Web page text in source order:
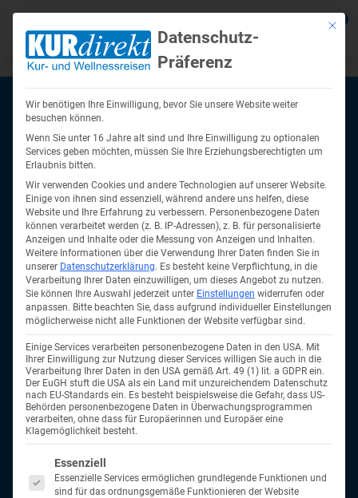
Reiseziele anzeigen
Kur in Deutschland Kur Bad
Kur auf
Bad
Kurreisen
Kur
Bad
Kururlaub polnische Ostsee
anzeigen
Kur in
Kuren in
Kur in
Kur in
Kur in Tschechien
Kur in
Kur in
Kur in
Kururlaub
Kuren in Ungarn
Kur in
Reisethemen anzeigen
Kurreisen – Ihrer Gesundheit etwas
Gutes tun!
Kururlaub
Gesundheitsreisen
Seniorenreisen
Wellnesssurlaub in Deutschland
anzeigen
Wellness
Reisen für Alleinreisende ohne
Einzelzimmerzuschlag
Santé Royale
Reiseangebote anzeigen
Kur Angebote
Wellnessurlaub Angebote
Über Uns anzeigen
Firmenprofil
Unser Team
Karriere Jobs
Soziales Engagement
Service anzeigen
Busreisen mit Haustürabholung
Urlaub mit Eigenanreise
Reisekataloge
Onlinekataloge
Krankenkassenzuschuss für
Kururlaub
Anwendungs-ABC
Kurarten
Kurreise Ratgeber – Tipps & Wissen
Reisegutschein
eine Marke der Vital Tours GmbH
69427 Mudau
Kostenlose Servicehotline
0800 - 228 42 66
info@kurdirekt.de
Sie erreichen uns Montag bis Freitag von 09:00-17:00 Uhr
Kurreisen
Kur in Marienbad
Kur in Franzensbad
Kur in Karlsbad
Kururlaub in Jachymov
Kur in Kolberg
Kuren in Swinemünde
Wellnessurlaub
Wellnessurlaub in Bad
Brambach
Wellnessurlaub in Warmbad
Wolkenstein
Wellnessreisen Bad
Wellnessurlaub in Bad
Mit
Datenschutz-
Präferenz
Wir benötigen Ihre Einwilligung, bevor Sie unsere Website weiter
besuchen können.
Wenn Sie unter 16 Jahre alt sind und Ihre Einwilligung zu optionalen
Services geben möchten, müssen Sie Ihre Erziehungsberechtigten um
Erlaubnis bitten.
Wir verwenden Cookies und andere Technologien auf unserer Website.
Einige von ihnen sind essenziell, während andere uns helfen, diese
Website und Ihre Erfahrung zu verbessern. Personenbezogene Daten
können verarbeitet werden (z. B. IP-Adressen), z. B. für personalisierte
Anzeigen und Inhalte oder die Messung von Anzeigen und Inhalten.
Weitere Informationen über die Verwendung Ihrer Daten finden Sie in
unserer Datenschutzerklärung. Es besteht keine Verpflichtung, in die
Verarbeitung Ihrer Daten einzuwilligen, um dieses Angebot zu nutzen.
Sie können Ihre Auswahl jederzeit unter Einstellungen widerrufen oder
anpassen. Bitte beachten Sie, dass aufgrund individueller Einstellungen
möglicherweise nicht alle Funktionen der Website verfügbar sind.
Einige Services verarbeiten personenbezogene Daten in den USA. Mit
Ihrer Einwilligung zur Nutzung dieser Services willigen Sie auch in die
Verarbeitung Ihrer Daten in den USA gemäß Art. 49 (1) lit. a GDPR ein.
Der EuGH stuft die USA als ein Land mit unzureichendem Datenschutz
nach EU-Standards ein. Es besteht beispielsweise die Gefahr, dass US-
Behörden personenbezogene Daten in Überwachungsprogrammen
verarbeiten, ohne dass für Europäerinnen und Europäer eine
Klagemöglichkeit besteht.
Es folgt eine Liste der Service-Gruppen, für die eine Einwilligung
Essenziell
Essenzielle Services ermöglichen grundlegende Funktionen und
sind für das ordnungsgemäße Funktionieren der Website